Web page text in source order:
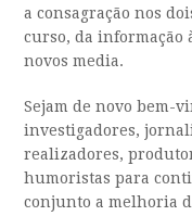
a consagração nos
curso, da informação
novos media.
Sejam de novo bem-
investigadores,
realizadores,
humoristas para
conjunto a melhoria